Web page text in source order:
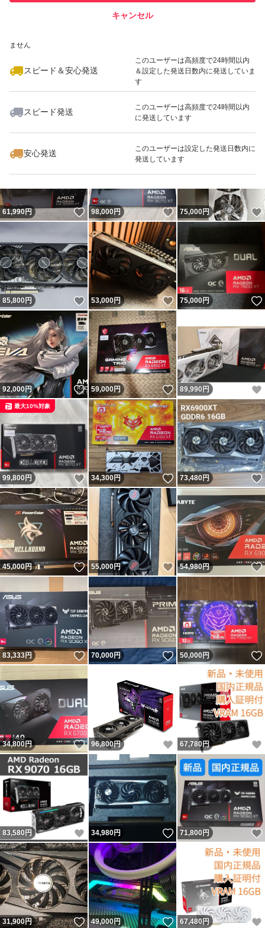
ません
スピード＆安心発送
このユーザーは高頻度で24時間以内
＆設定した発送日数内に発送していま
す
スピード発送
このユーザーは高頻度で24時間以内
に発送しています
安心発送
このユーザーは設定した発送日数内に
発送しています
キャンセル
いいね！
102,000
61,990円 いいね！
98,000円 いいね！
75,000円
85,800円 いいね！
53,000円 いいね！
75,000円
92,000円 いいね！
59,000円 いいね！
89,990 円
99,800円 いいね！
最大10%対象
34,300円 いいね！
73,480円
45,000円 いいね！
55,000円 いいね！
54,980円
83,333円 いいね！
70,000円 いいね！
50,000円
34,800円 いいね！
96,800円 いいね！
67,780円
83,580 円 いいね！
34,980円 いいね！
71,800円
31,900円 いいね！
49,000円 いいね！
67,480円